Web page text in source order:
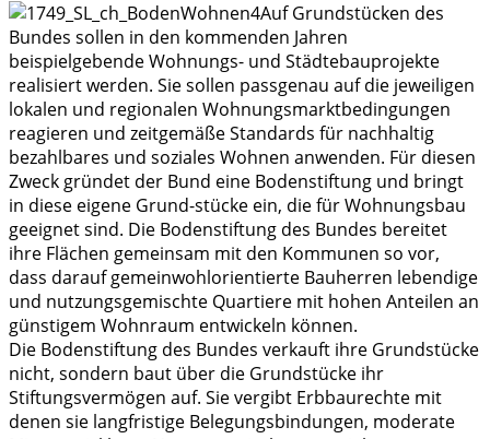
Auf Grundstücken des
Bundes sollen in den kommenden Jahren
beispielgebende Wohnungs- und Städtebauprojekte
realisiert werden. Sie sollen passgenau auf die jeweiligen
lokalen und regionalen Wohnungsmarktbedingungen
reagieren und zeitgemäße Standards für nachhaltig
bezahlbares und soziales Wohnen anwenden. Für diesen
Zweck gründet der Bund eine Bodenstiftung und bringt
in diese eigene Grund-stücke ein, die für Wohnungsbau
geeignet sind. Die Bodenstiftung des Bundes bereitet
ihre Flächen gemeinsam mit den Kommunen so vor,
dass darauf gemeinwohlorientierte Bauherren lebendige
und nutzungsgemischte Quartiere mit hohen Anteilen an
günstigem Wohnraum entwickeln können.
Die Bodenstiftung des Bundes verkauft ihre Grundstücke
nicht, sondern baut über die Grundstücke ihr
Stiftungsvermögen auf. Sie vergibt Erbbaurechte mit
denen sie langfristige Belegungsbindungen, moderate